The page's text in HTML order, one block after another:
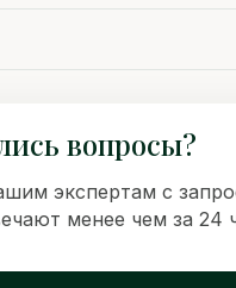
вопросы?
экспертам с
менее чем за 24